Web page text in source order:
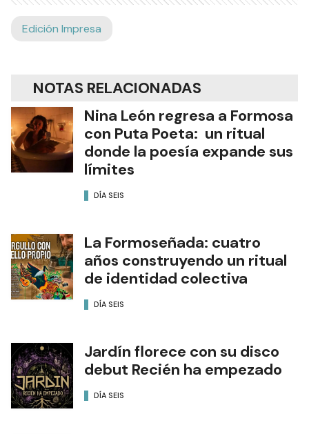
Edición Impresa
NOTAS RELACIONADAS
Nina León regresa a Formosa
con Puta Poeta: un ritual
donde la poesía expande sus
límites
DÍA SEIS
La Formoseñada: cuatro
años construyendo un ritual
de identidad colectiva
DÍA SEIS
Jardín florece con su disco
debut Recién ha empezado
DÍA SEIS